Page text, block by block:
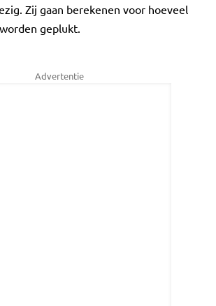
Zij gaan berekenen voor hoeveel
geplukt.
Advertentie